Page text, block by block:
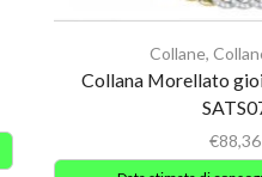
Collane,
Collana Morellato
€88,36